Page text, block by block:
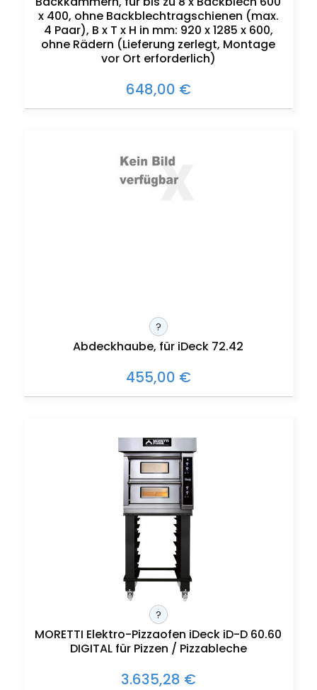
x 400, ohne Backblechtragschienen (max.
4 Paar), B x T x H in mm: 920 x 1285 x 600,
ohne Rädern (Lieferung zerlegt, Montage
vor Ort erforderlich)
648,00 €
?
Abdeckhaube, für iDeck 72.42
455,00 €
?
MORETTI Elektro-Pizzaofen iDeck iD-D 60.60
DIGITAL für Pizzen / Pizzableche
3.635,28 €